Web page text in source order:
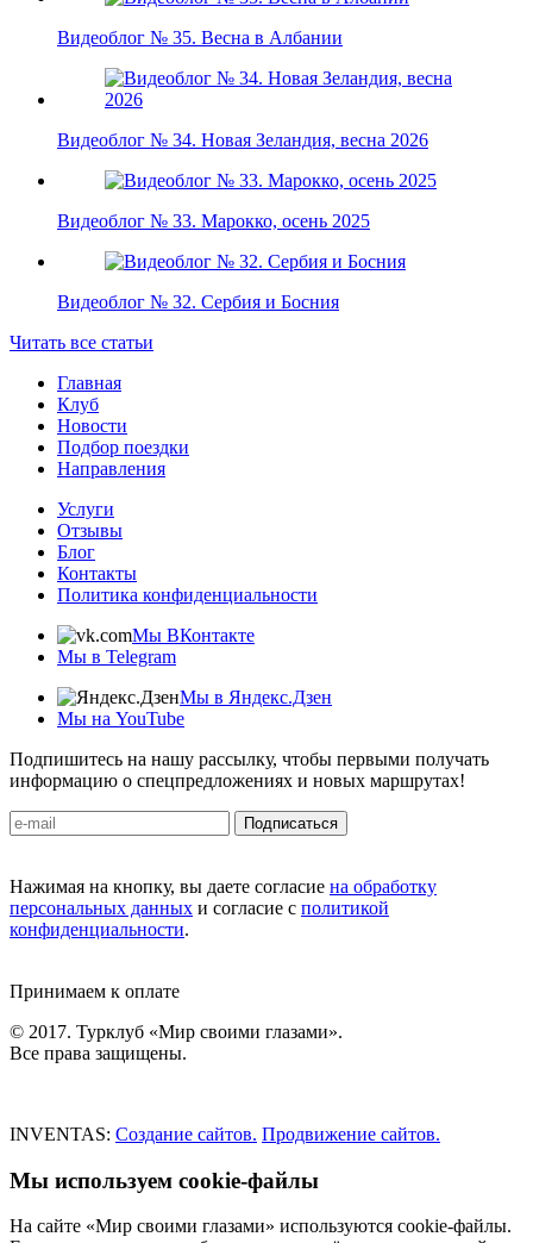
Видеоблог № 35. Весна в Албании
Видеоблог № 34. Новая Зеландия, весна 2026
Видеоблог № 33. Марокко, осень 2025
Видеоблог № 32. Сербия и Босния
Читать все статьи
Главная
Клуб
Новости
Подбор поездки
Направления
Услуги
Отзывы
Блог
Контакты
Политика конфиденциальности
Мы ВКонтакте
Мы в Telegram
Мы в Яндекс.Дзен
Мы на YouTube
Подпишитесь на нашу рассылку, чтобы первыми получать
информацию о спецпредложениях и новых маршрутах!
Подписаться
Нажимая на кнопку, вы даете согласие на обработку
персональных данных и согласие с политикой
конфиденциальности.
Принимаем к оплате
© 2017. Турклуб «Мир своими глазами».
Все права защищены.
INVENTAS: Создание сайтов. Продвижение сайтов.
Мы используем cookie-файлы
На сайте «Мир своими глазами» используются cookie-файлы.